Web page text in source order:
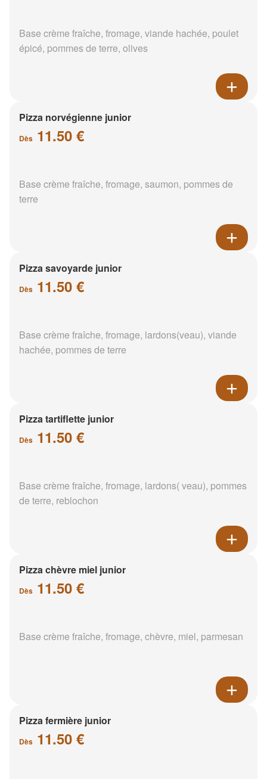
Base crème fraîche, fromage, viande hachée, poulet
épicé, pommes de terre, olives
Pizza norvégienne junior
Dès 11.50 €
Base crème fraîche, fromage, saumon, pommes de
terre
Pizza savoyarde junior
Dès 11.50 €
Base crème fraîche, fromage, lardons(veau), viande
hachée, pommes de terre
Pizza tartiflette junior
Dès 11.50 €
Base crème fraîche, fromage, lardons( veau), pommes
de terre, reblochon
Pizza chèvre miel junior
Dès 11.50 €
Base crème fraîche, fromage, chèvre, miel, parmesan
Pizza fermière junior
Dès 11.50 €